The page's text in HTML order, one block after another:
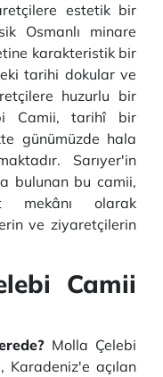
estetik bir
Osmanlı minare
karakteristik bir
tarihi dokular ve
huzurlu bir
Camii, tarihî bir
günümüzde hala
Sarıyer'in
bulunan bu camii,
mekânı olarak
ve ziyaretçilerin
Camii
Molla Çelebi
Karadeniz'e açılan